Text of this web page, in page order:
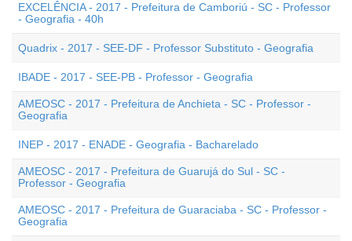
EXCELÊNCIA - 2017 - Prefeitura de Camboriú - SC - Professor
- Geografia - 40h
Quadrix - 2017 - SEE-DF - Professor Substituto - Geografia
IBADE - 2017 - SEE-PB - Professor - Geografia
AMEOSC - 2017 - Prefeitura de Anchieta - SC - Professor -
Geografia
INEP - 2017 - ENADE - Geografia - Bacharelado
AMEOSC - 2017 - Prefeitura de Guarujá do Sul - SC -
Professor - Geografia
AMEOSC - 2017 - Prefeitura de Guaraciaba - SC - Professor -
Geografia